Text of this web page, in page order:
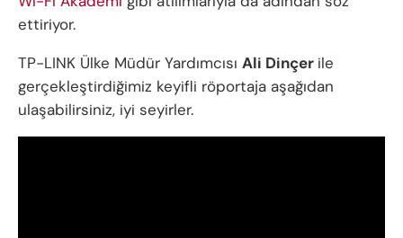
ettiriyor.
TP-LINK Ülke Müdür Yardımcısı Ali Dinçer ile
gerçekleştirdiğimiz keyifli röportaja aşağıdan
ulaşabilirsiniz, iyi seyirler.